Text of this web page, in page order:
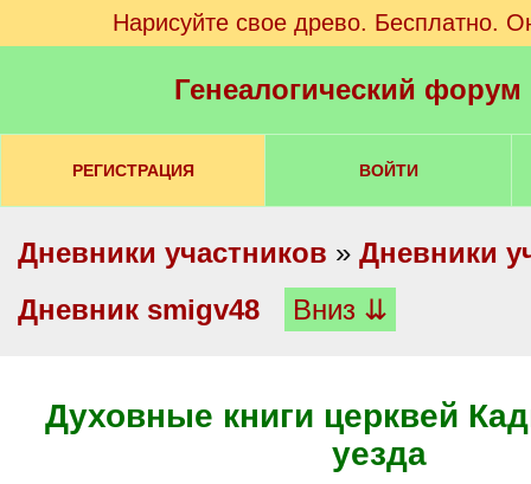
Нарисуйте свое древо. Бесплатно.
Генеалогический
РЕГИСТРАЦИЯ ВОЙТИ
Дневники участников » Дневники
Дневник smigv48
Вниз ⇊
Духовные книги церквей
уезда